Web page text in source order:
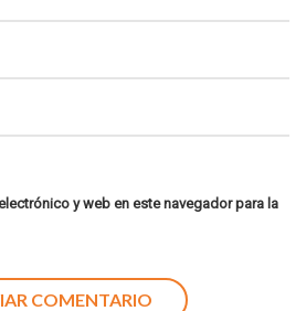
y web en este navegador para la